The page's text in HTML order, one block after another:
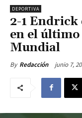
DEPORTIVA
2-1
en el
Mundial
By Redacción junio 7,